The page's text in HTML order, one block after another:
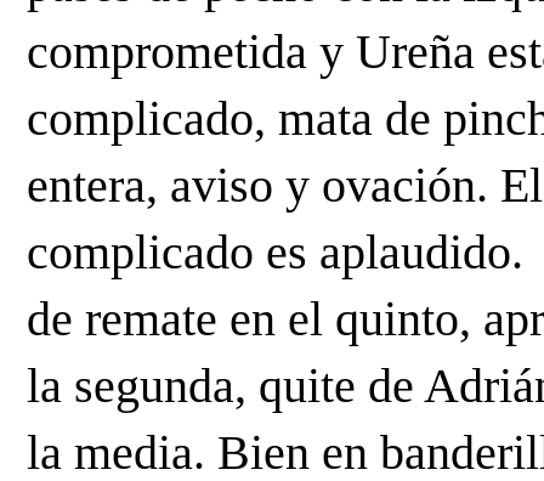
comprometida y Ureña
complicado, mata de
entera, aviso y ovación.
complicado es aplaudido.
de remate en el quinto,
la segunda, quite de
la media. Bien en